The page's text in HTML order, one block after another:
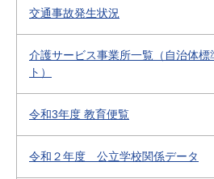
交通事故発生状況
介護サービス事業所一覧（自治体標
ト）
令和3年度 教育便覧
令和２年度 公立学校関係データ